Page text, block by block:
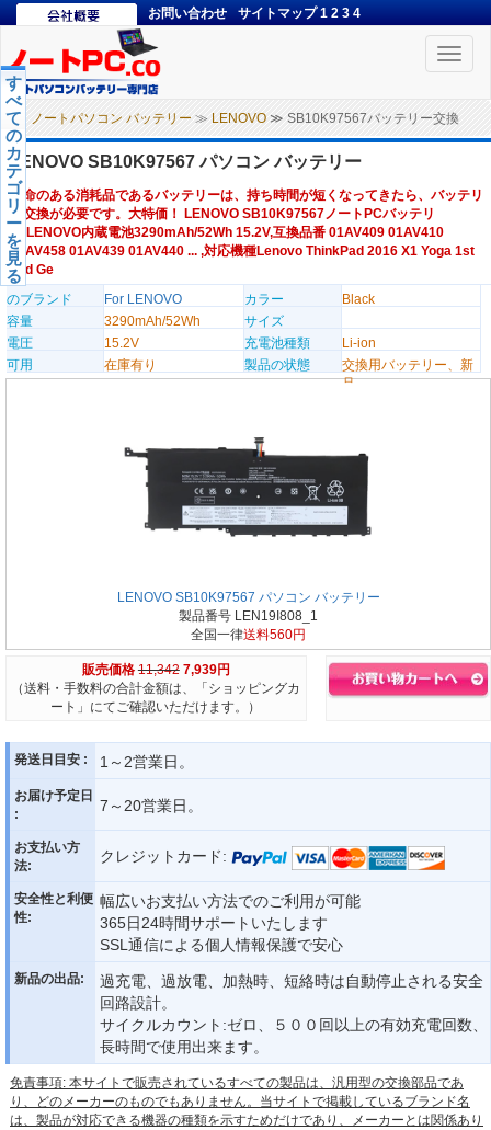
お問い合わせ サイトマップ 1 2 3 4
Toggle
ノートパソコン バッテリー ≫ LENOVO ≫ SB10K97567バッテリー交換
す
べ
て
の
カ
テ
ゴ
リ
ー
を
見
る
LENOVO SB10K97567 パソコン バッテリー
寿命のある消耗品であるバッテリーは、持ち時間が短くなってきたら、バッテリ
ー交換が必要です。大特価！ LENOVO SB10K97567ノートPCバッテリ
ー,LENOVO内蔵電池3290mAh/52Wh 15.2V,互換品番 01AV409 01AV410
01AV458 01AV439 01AV440 ... ,対応機種Lenovo ThinkPad 2016 X1 Yoga 1st
2nd Ge
のブランド
For LENOVO カラー
Black
容量
3290mAh/52Wh
サイズ
電圧
15.2V 充電池種類
Li-ion
可用
在庫有り 製品の状態
交換用バッテリー、新
品
LENOVO SB10K97567 パソコン バッテリー
製品番号 LEN19I808_1
全国一律送料560円
販売価格 11,342 7,939円
（送料・手数料の合計金額は、「ショッピングカ
ート」にてご確認いただけます。）
発送日目安 : 1～2営業日。
お届け予定日
:
7～20営業日。
お支払い方
法:
クレジットカード:
安全性と利便
性:
幅広いお支払い方法でのご利用が可能
365日24時間サポートいたします
SSL通信による個人情報保護で安心
新品の出品:
過充電、過放電、加熱時、短絡時は自動停止される安全
回路設計。
サイクルカウント:ゼロ、５００回以上の有効充電回数、
長時間で使用出来ます。
免責事項: 本サイトで販売されているすべての製品は、汎用型の交換部品であ
り、どのメーカーのものでもありません。当サイトで掲載しているブランド名
は、製品が対応できる機器の種類を示すためだけであり、メーカーとは関係あり